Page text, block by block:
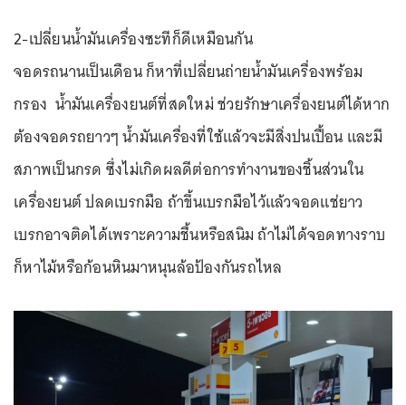
2-เปลี่ยนน้ำมันเครื่องซะทีก็ดีเหมือนกัน
จอดรถนานเป็นเดือน ก็หาที่เปลี่ยนถ่ายน้ำมันเครื่องพร้อม
กรอง น้ำมันเครื่องยนต์ที่สดใหม่ ช่วยรักษาเครื่องยนต์ได้หาก
ต้องจอดรถยาวๆ น้ำมันเครื่องที่ใช้แล้วจะมีสิ่งปนเปื้อน และมี
สภาพเป็นกรด ซึ่งไม่เกิดผลดีต่อการทำงานของชิ้นส่วนใน
เครื่องยนต์ ปลดเบรกมือ ถ้าขึ้นเบรกมือไว้แล้วจอดแช่ยาว
เบรกอาจติดได้เพราะความชื้นหรือสนิม ถ้าไม่ได้จอดทางราบ
ก็หาไม้หรือก้อนหินมาหนุนล้อป้องกันรถไหล